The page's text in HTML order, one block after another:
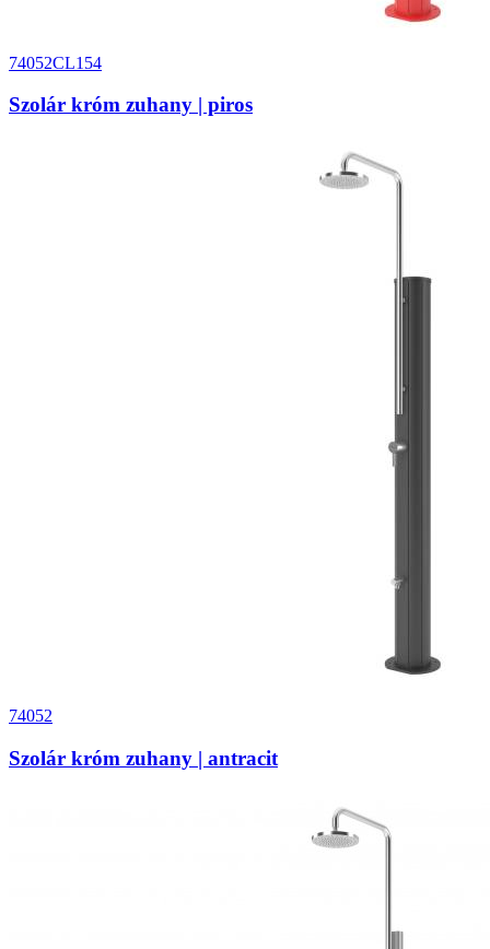
74052CL154
Szolár króm zuhany | piros
74052
Szolár króm zuhany | antracit